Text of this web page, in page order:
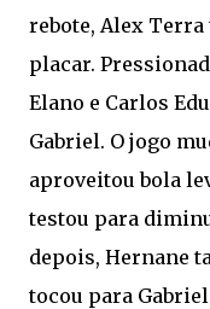
rebote, Alex
placar.
Elano e Carlos
Gabriel. O jogo
aproveitou bola
testou para
depois, Hernane
tocou para